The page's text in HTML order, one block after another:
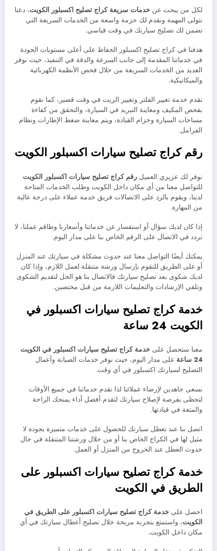
لكل من يبحث عن خدمات سريعة كراج تصليح اكسبلور الكويت، دعنا
نتولى المهمة ونقدم لك حزمة واسعة من الخدمات السريعة التي
تضمن لك تصليح سيارتك في وقت قياسي.
هدفنا في كراج تصليح اكسبلور الحفاظ على أعلى مستويات الجودة
في خدماتنا المقدمة إلى جانب السرعة والدقة في التنفيذ، حيث نوفر
العديد من الخدمات السريعة من خلال فحص الأنظمة الكهربائية
والميكانيكية.
نقدم خدمة تغيير الفلتر وتغيير الزيت في وقت قصير، كما نقوم
بفحص المكيف ومعاينة التبريد في السيارة، والتحقق من كفاءة
مساحات السيارة وحزام القيادة، ويتم معاينة ضغط الإطارات ونظام
الفرامل.
رقم كراج تصليح سيارات اكسبلور الكويت
نوفر لك عزيزي العميل رقم كراج تصليح سيارات اكسبلور الكويت
للتواصل معنا من أي مكان داخل الكويت وطلب الخدمات المتاحة
لدينا، ويقوم بالرد على الاتصالات فريق خدمة عملاء على درجة عالية
من المهارة.
إذا كان لديك سؤال أو استفسار عن خدماتنا وأسعارنا وطاقم عملنا، لا
تردد في الاتصال على الرقم الخاص بنا على مدار اليوم.
يمكنك أيضًا التواصل معنا عند حدوث مشكلة في سيارتك عند المنزل
أو على الطريق للنقوم بإرسال ورشة متنقلة لعمل اللازم، وإذا كان
لديك شكوى بعد تصليح سيارتك فالاتصال بنا هو الحل لتقديم الشكوى
وتلقي الإرشادات والتعليمات اللازمة من قبل مختصين.
خدمة كراج تصليح سيارات اكسبلور في
الكويت 24 ساعة
معنا ستحصل على خدمةكراج تصليح سيارات اكسبلور في الكويت
24 ساعة
على مدار اليوم، حيث نوفر خدمات الصيانة وأعمال
التصليح لسيارتك اكسبلور في أي وقت.
نسعى جاهدين لإرضاء عملائنا لذا نقدم خدماتنا في جميع الأوقات
لتحظى بفرصة لإصلاح سيارتك لتقدم أفضل أداء يمنحك الراحة
والمتعة في قيادتها.
اتصل بنا عند تعطل سيارتك للحصول على خدمات متميزة بجودة لا
مثيل لها في الكراج الخاص بنا أو من خلال ورشتنا المتنقلة في حال
حدوث العطل عند الخروج من المنزل أو العمل.
خدمة كراج تصليح سيارات اكسبلور على
الطريق في الكويت
احصل على خدمة كراج تصليح سيارات اكسبلور على الطريق في
الكويت، واستمتع بتجربة مريحة خلال تصليح أعطال سيارتك في أي
مكان داخل الكويت.